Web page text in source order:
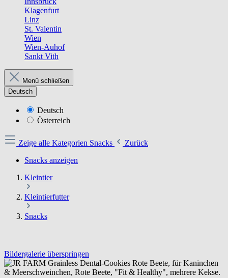
Klagenfurt
Linz
St. Valentin
Wien
Wien-Auhof
Sankt Vith
Menü schließen
Deutsch
Deutsch
Österreich
Zeige alle Kategorien Snacks
Zurück
Snacks anzeigen
Kleintier
Kleintierfutter
Snacks
Bildergalerie überspringen